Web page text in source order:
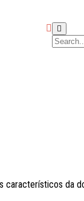
característicos da